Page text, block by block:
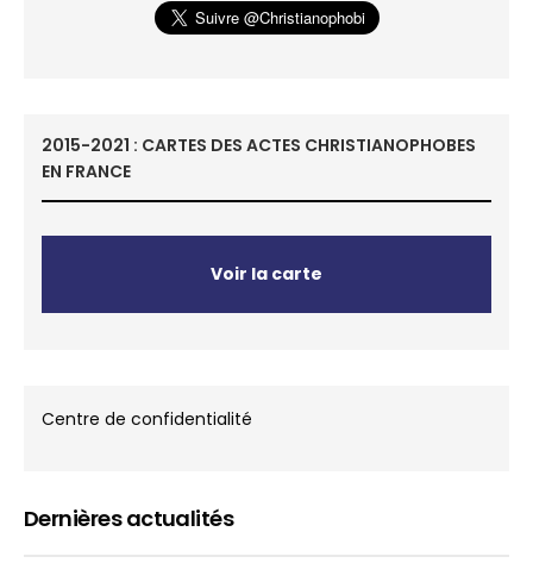
2015-2021 : CARTES DES ACTES CHRISTIANOPHOBES
EN FRANCE
Voir la carte
Centre de confidentialité
Dernières actualités